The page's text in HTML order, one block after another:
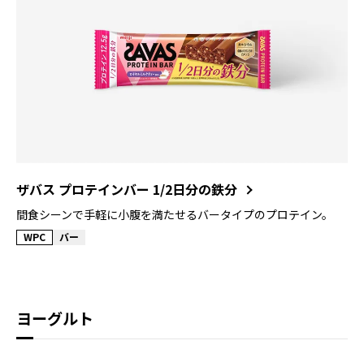
ザバス プロテインバー 1/2日分の鉄分
間食シーンで手軽に小腹を満たせるバータイプのプロテイン。
WPC バー
ヨーグルト